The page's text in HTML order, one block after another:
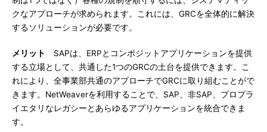
クなアプローチが求められます。これには、GRCを全体的に解決
するソリューションが必要です。
メリット
SAPは、ERPとコンポジットアプリケーションを提供
する立場として、共通した1つのGRCの土台を提供できます。こ
れにより、全事業部共通のアプローチでGRCに取り組むことがで
きます。NetWeaverを利用することで、SAP、非SAP、プロプラ
イエタリなレガシーとあらゆるアプリケーションを統合できま
す。